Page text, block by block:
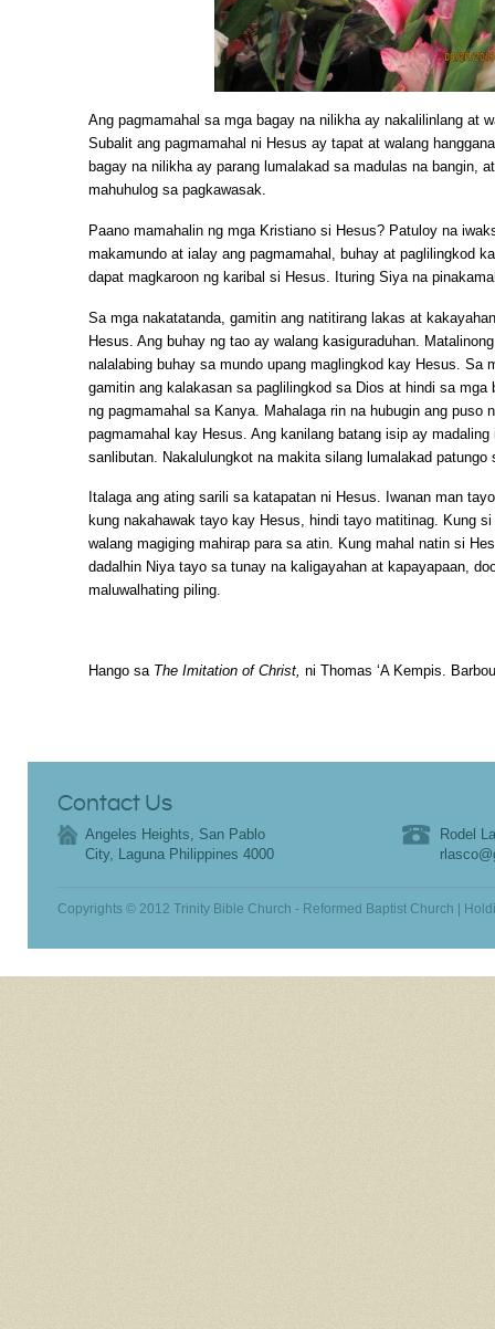
Ang pagmamahal sa mga bagay na nilikha ay nakalilinlang at
Subalit ang pagmamahal ni Hesus ay tapat at walang
bagay na nilikha ay parang lumalakad sa madulas na bangin,
mahuhulog sa pagkawasak.
Paano mamahalin ng mga Kristiano si Hesus? Patuloy na
makamundo at ialay ang pagmamahal, buhay at paglilingkod
dapat magkaroon ng karibal si Hesus. Ituring Siya na
Sa mga nakatatanda, gamitin ang natitirang lakas at
Hesus. Ang buhay ng tao ay walang kasiguraduhan.
nalalabing buhay sa mundo upang maglingkod kay Hesus. Sa
gamitin ang kalakasan sa paglilingkod sa Dios at hindi sa mga
ng pagmamahal sa Kanya. Mahalaga rin na hubugin ang puso
pagmamahal kay Hesus. Ang kanilang batang isip ay madaling
sanlibutan. Nakalulungkot na makita silang lumalakad patungo
Italaga ang ating sarili sa katapatan ni Hesus. Iwanan man
kung nakahawak tayo kay Hesus, hindi tayo matitinag. Kung
walang magiging mahirap para sa atin. Kung mahal natin si
dadalhin Niya tayo sa tunay na kaligayahan at kapayapaan,
maluwalhating piling.
Hango sa The Imitation of Christ, ni Thomas ‘A Kempis.
Contact Us
Angeles Heights, San Pablo
City, Laguna Philippines 4000
Rodel
Copyrights © 2012 Trinity Bible Church - Reformed Baptist Church |